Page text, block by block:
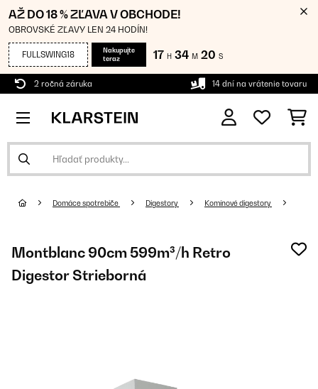
AŽ DO 18 % ZĽAVA V OBCHODE!
OBROVSKÉ ZĽAVY LEN 24 HODÍN!
FULLSWING18
Nakupujte
teraz
17 H 34 M 19 S
2 ročná záruka 14 dní na vrátenie tovaru
Domáce spotrebiče Digestory Komínové digestory
Montblanc 90cm 599m³/h Retro
Digestor Strieborná